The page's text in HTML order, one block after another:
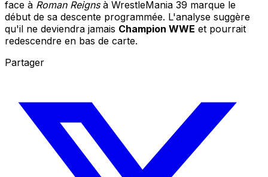
face à Roman Reignsà WrestleMania 39 marque le
début de sa descente programmée. L'analyse suggère
qu'il ne deviendra jamais Champion WWE et pourrait
redescendre en bas de carte.
Partager